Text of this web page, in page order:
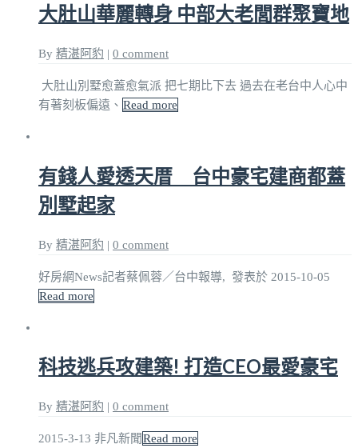
大肚山華麗轉身 中部大老閭群聚寶地
By 精湛阿豹 | 0 comment
大肚山別墅愈蓋愈氣派 把七期比下去 過去在老台中人心中
有著刻板偏遠、 Read more
有錢人愛透天厝 台中豪宅建商都蓋
別墅起家
By 精湛阿豹 | 0 comment
好房網News記者蔡佩蓉／台中報導, 發表於 2015-10-05
Read more
科技逃兵攻建築! 打造CEO最愛豪宅
By 精湛阿豹 | 0 comment
2015-3-13 非凡新聞Read more